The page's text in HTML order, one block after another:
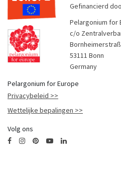
Gefinancierd
Pelargonium for
c/o
53111 Bonn
Germany
Pelargonium for Europe
Privacybeleid
Wettelijke bepalingen
Volg ons